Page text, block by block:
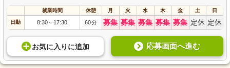
就業時間 休憩 月 火 水 木 金 土 日
日勤 8:30～ 17:30 60分 募集 募集 募集 募集 募集 定休 定休
お気に入り に追加 応募画面へ進む